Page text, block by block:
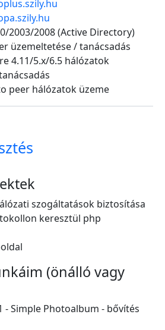
2003/2008 (Active Directory)
üzemeltetése / tanácsadás
4.11/5.x/6.5 hálózatok
peer hálózatok üzeme
szogáltatások biztosítása
keresztül php
(önálló vagy
- Simple Photoalbum - bővítés